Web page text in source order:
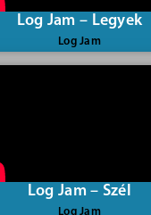
Log Jam – Legyek
Log Jam
Log Jam – Szél
Log Jam